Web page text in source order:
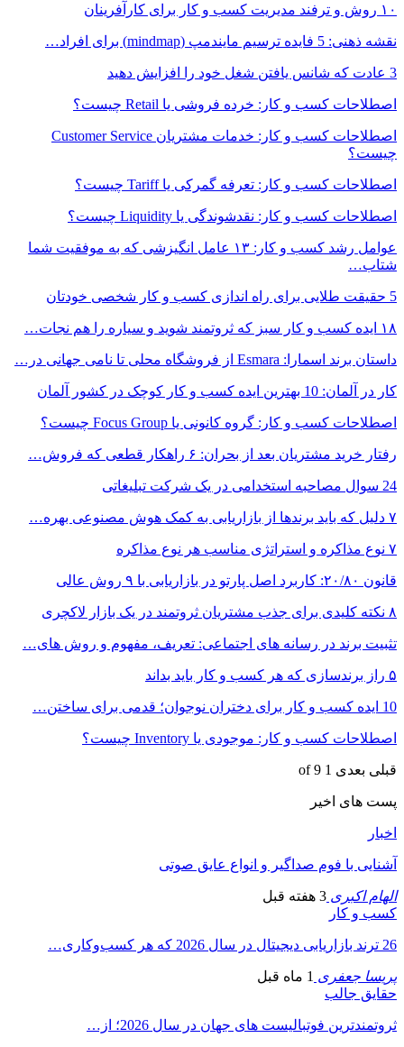
۱۰ روش و ترفند مدیریت کسب و کار برای کارآفرینان
نقشه ذهنی: 5 فایده ترسیم مایندمپ (mindmap) برای افراد…
3 عادت که شانس یافتن شغل خود را افزایش دهید
اصطلاحات کسب و کار: خرده فروشی یا Retail چیست؟
اصطلاحات کسب و کار: خدمات مشتریان Customer Service
چیست؟
اصطلاحات کسب و کار: تعرفه گمرکی یا Tariff چیست؟
اصطلاحات کسب و کار: نقدشوندگی یا Liquidity چیست؟
عوامل رشد کسب و کار: ۱۳ عامل انگیزشی که به موفقیت شما
شتاب…
5 حقیقت طلایی برای راه اندازی کسب و کار شخصی خودتان
۱۸ ایده کسب و کار سبز که ثروتمند شوید و سیاره را هم نجات…
داستان برند اسمارا: Esmara از فروشگاه محلی تا نامی جهانی در…
کار در آلمان: 10 بهترین ایده کسب و کار کوچک در کشور آلمان
اصطلاحات کسب و کار: گروه کانونی یا Focus Group چیست؟
رفتار خرید مشتریان بعد از بحران: ۶ راهکار قطعی که فروش…
24 سوال مصاحبه استخدامی در یک شرکت تبلیغاتی
۷ دلیل که باید برندها از بازاریابی به کمک هوش مصنوعی بهره…
۷ نوع مذاکره و استراتژی مناسب هر نوع مذاکره
قانون ۲۰/۸۰: کاربرد اصل پارتو در بازاریابی با ۹ روش عالی
۸ نکته کلیدی برای جذب مشتریان ثروتمند در یک بازار لاکچری
تثبیت برند در رسانه های اجتماعی: تعریف، مفهوم و روش های…
۵ راز برندسازی که هر کسب و کار باید بداند
10 ایده کسب و کار برای دختران نوجوان؛ قدمی برای ساختن…
اصطلاحات کسب و کار: موجودی یا Inventory چیست؟
قبلی بعدی 1 of 9
پست های اخیر
اخبار
آشنایی با فوم صداگیر و انواع عایق صوتی
الهام اکبری 3 هفته قبل
کسب و کار
26 ترند بازاریابی دیجیتال در سال 2026 که هر کسب‌وکاری…
پریسا جعفری 1 ماه قبل
حقایق جالب
ثروتمندترین فوتبالیست های جهان در سال 2026؛ از…